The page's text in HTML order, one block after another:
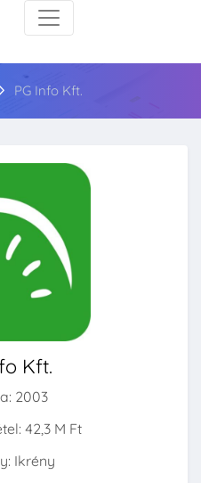
PG Info Kft.
Kft.
2003
42,3 M Ft
Ikrény